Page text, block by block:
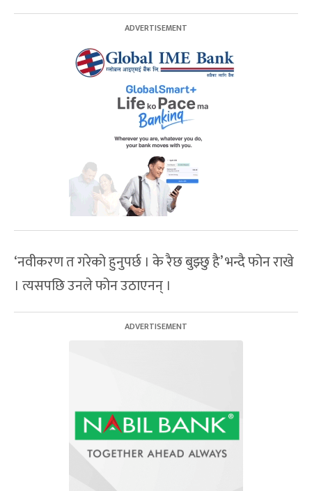
‘नवीकरण त गरेको हुनुपर्छ । के रैछ बुझ्छु है’ भन्दै फोन राखे
। त्यसपछि उनले फोन उठाएनन् ।